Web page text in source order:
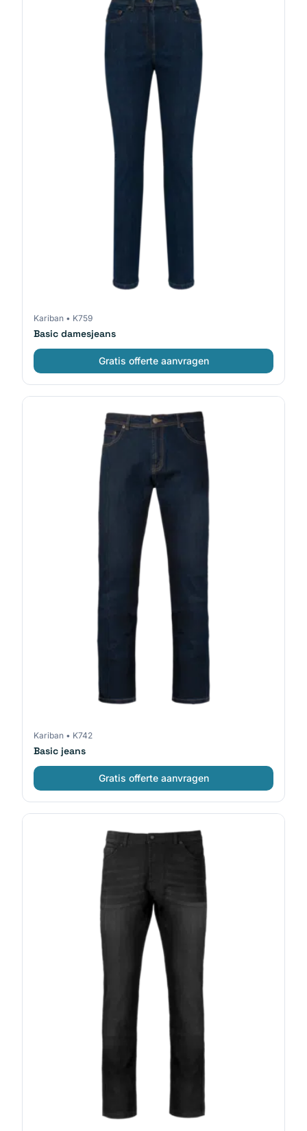
Kariban • K759
Basic damesjeans
Gratis offerte aanvragen
Kariban • K742
Basic jeans
Gratis offerte aanvragen